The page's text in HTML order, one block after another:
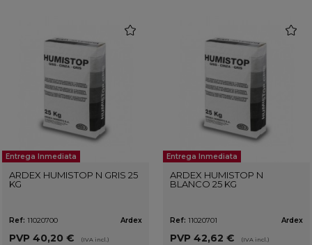
Entrega Inmediata
ARDEX HUMISTOP N GRIS 25
KG
Ref: 11020700 Ardex
PVP 40,20 € (IVA incl.)
Entrega Inmediata
ARDEX HUMISTOP N
BLANCO 25 KG
Ref: 11020701 Ardex
PVP 42,62 € (IVA incl.)